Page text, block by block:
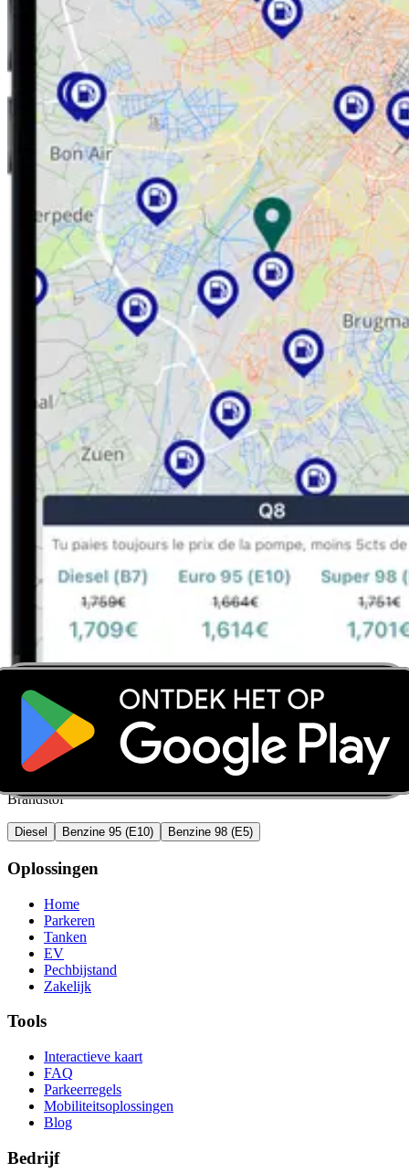
Brandstof
Diesel Benzine 95 (E10) Benzine 98 (E5)
Oplossingen
Home
Parkeren
Tanken
EV
Pechbijstand
Zakelijk
Tools
Interactieve kaart
FAQ
Parkeerregels
Mobiliteitsoplossingen
Blog
Bedrijf